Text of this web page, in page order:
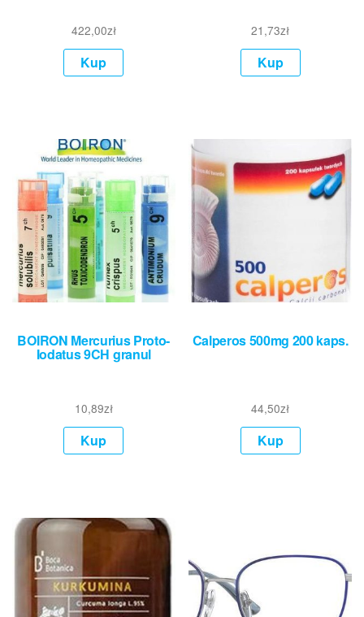
422,00zł
Kup
21,73zł
Kup
BOIRON Mercurius Proto-
Iodatus 9CH granul
10,89zł
Kup
Calperos 500mg 200 kaps.
44,50zł
Kup